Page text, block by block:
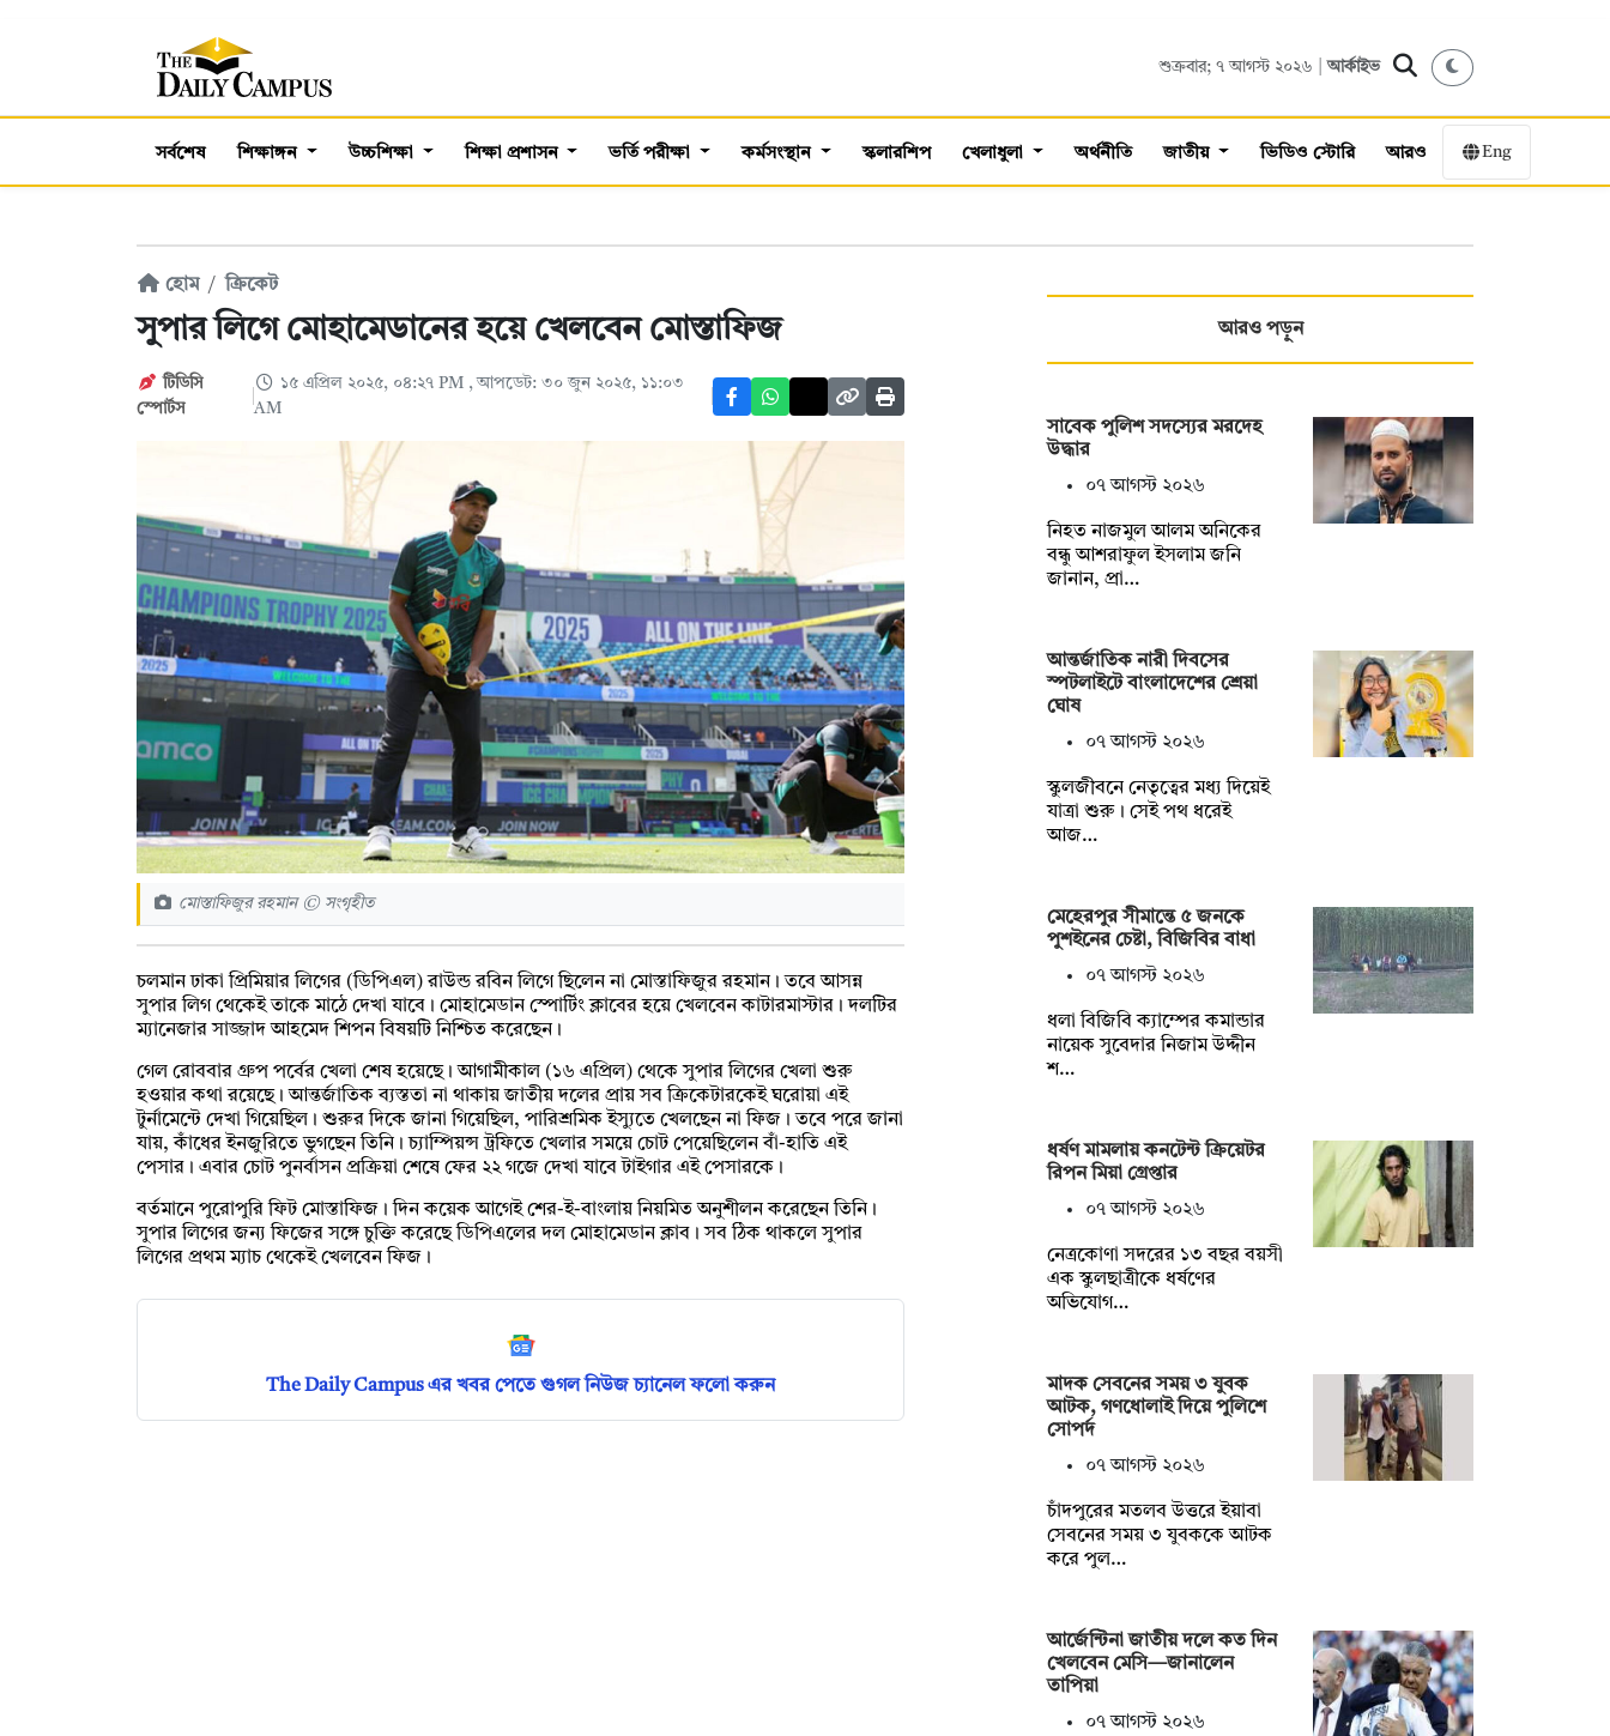
শুক্রবার; ৭ আগস্ট ২০২৬ |আর্কাইভ
সর্বশেষ শিক্ষাঙ্গন উচ্চশিক্ষা শিক্ষা প্রশাসন ভর্তি পরীক্ষা কর্মসংস্থান স্কলারশিপ খেলাধুলা অর্থনীতি জাতীয় ভিডিও স্টোরি আরও Eng
হোম ক্রিকেট
সুপার লিগে মোহামেডানের হয়ে খেলবেন মোস্তাফিজ
টিডিসি
স্পোর্টস
১৫ এপ্রিল ২০২৫, ০৪:২৭ PM , আপডেট: ৩০ জুন ২০২৫, ১১:০৩
AM
মোস্তাফিজুর রহমান © সংগৃহীত
চলমান ঢাকা প্রিমিয়ার লিগের (ডিপিএল) রাউন্ড রবিন লিগে ছিলেন না মোস্তাফিজুর রহমান। তবে আসন্ন
সুপার লিগ থেকেই তাকে মাঠে দেখা যাবে। মোহামেডান স্পোর্টিং ক্লাবের হয়ে খেলবেন কাটারমাস্টার। দলটির
ম্যানেজার সাজ্জাদ আহমেদ শিপন বিষয়টি নিশ্চিত করেছেন।
গেল রোববার গ্রুপ পর্বের খেলা শেষ হয়েছে। আগামীকাল (১৬ এপ্রিল) থেকে সুপার লিগের খেলা শুরু
হওয়ার কথা রয়েছে। আন্তর্জাতিক ব্যস্ততা না থাকায় জাতীয় দলের প্রায় সব ক্রিকেটারকেই ঘরোয়া এই
টুর্নামেন্টে দেখা গিয়েছিল। শুরুর দিকে জানা গিয়েছিল, পারিশ্রমিক ইস্যুতে খেলছেন না ফিজ। তবে পরে জানা
যায়, কাঁধের ইনজুরিতে ভুগছেন তিনি। চ্যাম্পিয়ন্স ট্রফিতে খেলার সময়ে চোট পেয়েছিলেন বাঁ-হাতি এই
পেসার। এবার চোট পুনর্বাসন প্রক্রিয়া শেষে ফের ২২ গজে দেখা যাবে টাইগার এই পেসারকে।
বর্তমানে পুরোপুরি ফিট মোস্তাফিজ। দিন কয়েক আগেই শের-ই-বাংলায় নিয়মিত অনুশীলন করেছেন তিনি।
সুপার লিগের জন্য ফিজের সঙ্গে চুক্তি করেছে ডিপিএলের দল মোহামেডান ক্লাব। সব ঠিক থাকলে সুপার
লিগের প্রথম ম্যাচ থেকেই খেলবেন ফিজ।
The Daily Campus এর খবর পেতে গুগল নিউজ চ্যানেল ফলো করুন
আরও পড়ুন
সাবেক পুলিশ সদস্যের মরদেহ
উদ্ধার
০৭ আগস্ট ২০২৬
‎নিহত নাজমুল আলম অনিকের
বন্ধু আশরাফুল ইসলাম জনি
জানান, প্রা…
আন্তর্জাতিক নারী দিবসের
স্পটলাইটে বাংলাদেশের শ্রেয়া
ঘোষ
০৭ আগস্ট ২০২৬
স্কুলজীবনে নেতৃত্বের মধ্য দিয়েই
যাত্রা শুরু। সেই পথ ধরেই
আজ…
মেহেরপুর সীমান্তে ৫ জনকে
পুশইনের চেষ্টা, বিজিবির বাধা
০৭ আগস্ট ২০২৬
ধলা বিজিবি ক্যাম্পের কমান্ডার
নায়েক সুবেদার নিজাম উদ্দীন
শ…
ধর্ষণ মামলায় কনটেন্ট ক্রিয়েটর
রিপন মিয়া গ্রেপ্তার
০৭ আগস্ট ২০২৬
নেত্রকোণা সদরের ১৩ বছর বয়সী
এক স্কুলছাত্রীকে ধর্ষণের
অভিযোগ…
মাদক সেবনের সময় ৩ যুবক
আটক, গণধোলাই দিয়ে পুলিশে
সোপর্দ
০৭ আগস্ট ২০২৬
চাঁদপুরের মতলব উত্তরে ইয়াবা
সেবনের সময় ৩ যুবককে আটক
করে পুল…
আর্জেন্টিনা জাতীয় দলে কত দিন
খেলবেন মেসি—জানালেন
তাপিয়া
০৭ আগস্ট ২০২৬